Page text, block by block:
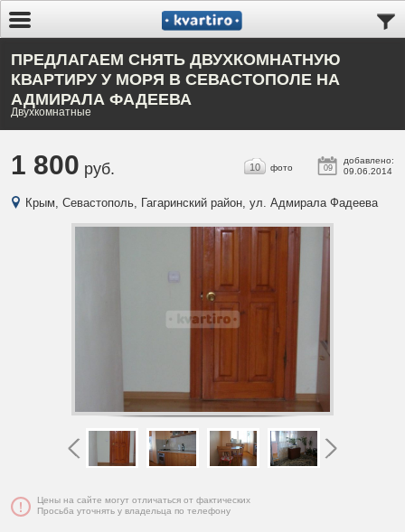
ПРЕДЛАГАЕМ СНЯТЬ ДВУХКОМНАТНУЮ
КВАРТИРУ У МОРЯ В СЕВАСТОПОЛЕ НА
АДМИРАЛА ФАДЕЕВА
Двухкомнатные
1 800 руб. 09
добавлено:
09.06.2014
10 фото
Крым, Севастополь, Гагаринский район, ул. Адмирала Фадеева
Цены на сайте могут отличаться от фактических
Просьба уточнять у владельца по телефону